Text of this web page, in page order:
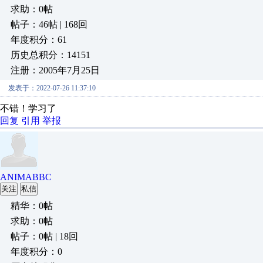
求助：0帖
帖子：46帖 | 168回
年度积分：61
历史总积分：14151
注册：2005年7月25日
发表于：2022-07-26 11:37:10
不错！学习了
回复 引用 举报
ANIMABBC
关注 私信
精华：0帖
求助：0帖
帖子：0帖 | 18回
年度积分：0